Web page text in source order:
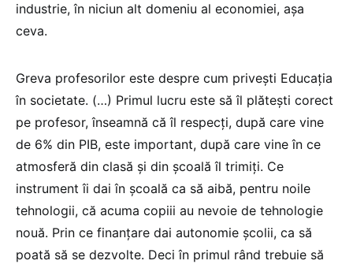
industrie, în niciun alt domeniu al economiei, așa
ceva.
Greva profesorilor este despre cum privești Educația
în societate. (…) Primul lucru este să îl plătești corect
pe profesor, înseamnă că îl respecți, după care vine
de 6% din PIB, este important, după care vine în ce
atmosferă din clasă și din școală îl trimiți. Ce
instrument îi dai în școală ca să aibă, pentru noile
tehnologii, că acuma copiii au nevoie de tehnologie
nouă. Prin ce finanțare dai autonomie școlii, ca să
poată să se dezvolte. Deci în primul rând trebuie să